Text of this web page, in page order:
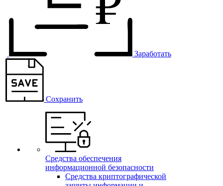
Заработать
Сохранить
Средства обеспечения
информационной безопасности
Средства криптографической